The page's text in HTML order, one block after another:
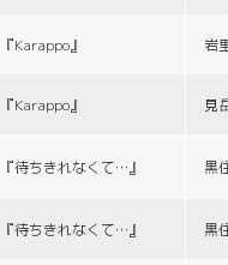
『Karappo』 岩
『Karappo』 見
『待ちきれなくて…』 黒
『待ちきれなくて…』 黒